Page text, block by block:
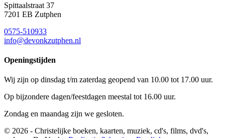
Spittaalstraat 37
7201 EB Zutphen
0575-510933
info@devonkzutphen.nl
Openingstijden
Wij zijn op dinsdag t/m zaterdag geopend van 10.00 tot 17.00 uur.
Op bijzondere dagen/feestdagen meestal tot 16.00 uur.
Zondag en maandag zijn we gesloten.
© 2026 - Christelijke boeken, kaarten, muziek, cd's, films, dvd's,